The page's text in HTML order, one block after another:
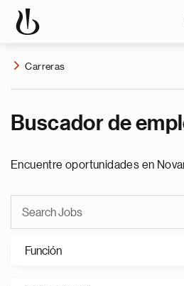
Carreras
Buscador de
Encuentre oportunidades en
Función